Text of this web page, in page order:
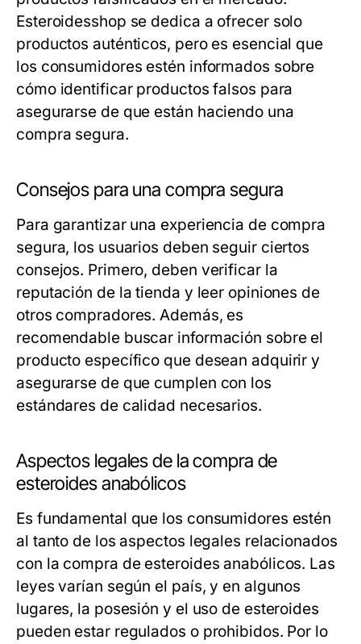
Esteroidesshop se dedica a ofrecer solo
productos auténticos, pero es esencial que
los consumidores estén informados sobre
cómo identificar productos falsos para
asegurarse de que están haciendo una
compra segura.
Consejos para una compra segura
Para garantizar una experiencia de compra
segura, los usuarios deben seguir ciertos
consejos. Primero, deben verificar la
reputación de la tienda y leer opiniones de
otros compradores. Además, es
recomendable buscar información sobre el
producto específico que desean adquirir y
asegurarse de que cumplen con los
estándares de calidad necesarios.
Aspectos legales de la compra de
esteroides anabólicos
Es fundamental que los consumidores estén
al tanto de los aspectos legales relacionados
con la compra de esteroides anabólicos. Las
leyes varían según el país, y en algunos
lugares, la posesión y el uso de esteroides
pueden estar regulados o prohibidos. Por lo